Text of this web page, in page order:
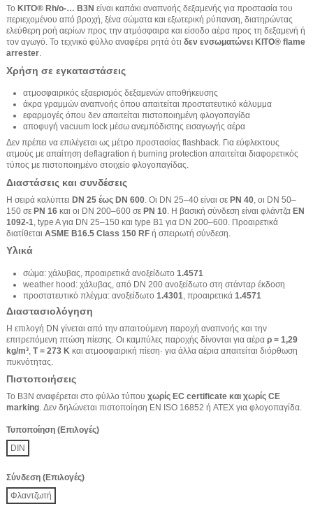
Το KITO® Rh/o-… B3N είναι καπάκι αναπνοής δεξαμενής για προστασία του
περιεχομένου από βροχή, ξένα σώματα και εξωτερική ρύπανση, διατηρώντας
ελεύθερη ροή αερίων προς την ατμόσφαιρα και είσοδο αέρα προς τη δεξαμενή ή
τον αγωγό. Το τεχνικό φύλλο αναφέρει ρητά ότι δεν ενσωματώνει KITO® flame
arrester.
Χρήση σε εγκαταστάσεις
ατμοσφαιρικός εξαερισμός δεξαμενών αποθήκευσης
άκρα γραμμών αναπνοής όπου απαιτείται προστατευτικό κάλυμμα
εφαρμογές όπου δεν απαιτείται πιστοποιημένη φλογοπαγίδα
αποφυγή vacuum lock μέσω ανεμπόδιστης εισαγωγής αέρα
Δεν πρέπει να επιλέγεται ως μέτρο προστασίας flashback. Για εύφλεκτους
ατμούς με απαίτηση deflagration ή burning protection απαιτείται διαφορετικός
τύπος με πιστοποιημένο στοιχείο φλογοπαγίδας.
Διαστάσεις και συνδέσεις
Η σειρά καλύπτει DN 25 έως DN 600. Οι DN 25–40 είναι σε PN 40, οι DN 50–
150 σε PN 16 και οι DN 200–600 σε PN 10. Η βασική σύνδεση είναι φλάντζα EN
1092-1, type A για DN 25–150 και type B1 για DN 200–600. Προαιρετικά
διατίθεται ASME B16.5 Class 150 RF ή σπειρωτή σύνδεση.
Υλικά
σώμα: χάλυβας, προαιρετικά ανοξείδωτο 1.4571
weather hood: χάλυβας, από DN 200 ανοξείδωτο στη στάνταρ έκδοση
προστατευτικό πλέγμα: ανοξείδωτο 1.4301 , προαιρετικά 1.4571
Διαστασιολόγηση
Η επιλογή DN γίνεται από την απαιτούμενη παροχή αναπνοής και την
επιτρεπόμενη πτώση πίεσης. Οι καμπύλες παροχής δίνονται για αέρα ρ = 1,29
kg/m³, T = 273 K και ατμοσφαιρική πίεση· για άλλα αέρια απαιτείται διόρθωση
πυκνότητας.
Πιστοποιήσεις
Το B3N αναφέρεται στο φύλλο τύπου χωρίς EC certificate και χωρίς CE
marking. Δεν δηλώνεται πιστοποίηση EN ISO 16852 ή ATEX για φλογοπαγίδα.
Τυποποίηση (Επιλογές)
DIN
Σύνδεση (Επιλογές)
Φλαντζωτή